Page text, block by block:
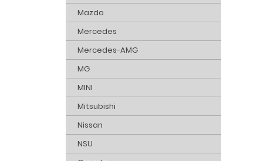
Mazda
Mercedes
Mercedes-AMG
MG
MINI
Mitsubishi
Nissan
NSU